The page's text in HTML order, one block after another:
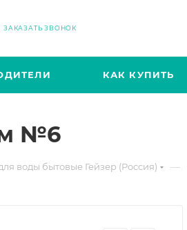
ЗАКАЗАТЬ ЗВОНОК
КАК КУПИТЬ
№6
воды бытовые Гейзер (Россия) —